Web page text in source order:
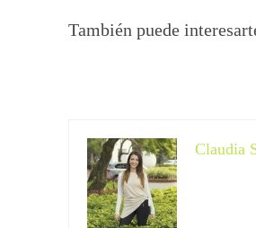
También puede
Claudia